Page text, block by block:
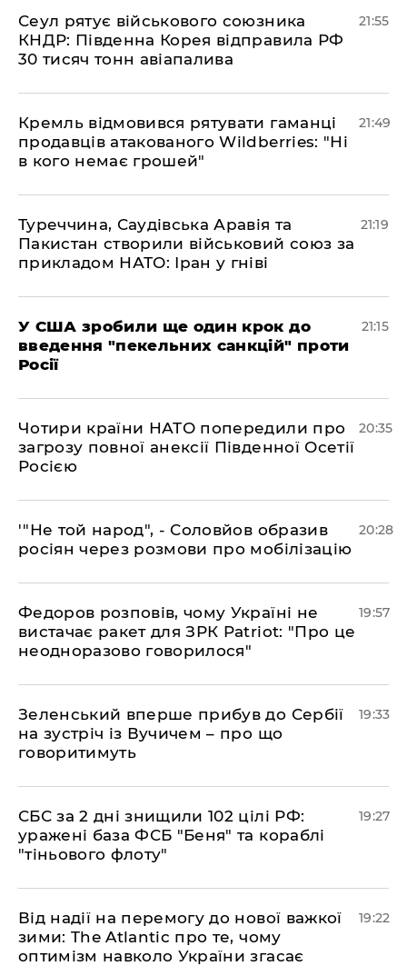
​Сеул рятує військового союзника
КНДР: Південна Корея відправила РФ
30 тисяч тонн авіапалива
21:55
​Кремль відмовився рятувати гаманці
продавців атакованого Wildberries: "Ні
в кого немає грошей"
21:49
​Туреччина, Саудівська Аравія та
Пакистан створили військовий союз за
прикладом НАТО: Іран у гніві
21:19
​У США зробили ще один крок до
введення "пекельних санкцій" проти
Росії
21:15
​Чотири країни НАТО попередили про
загрозу повної анексії Південної Осетії
Росією
20:35
​'"Не той народ", - Соловйов образив
росіян через розмови про мобілізацію
20:28
​Федоров розповів, чому Україні не
вистачає ракет для ЗРК Patriot: "Про це
неодноразово говорилося"
19:57
​Зеленський вперше прибув до Сербії
на зустріч із Вучичем – про що
говоритимуть
19:33
​СБС за 2 дні знищили 102 цілі РФ:
уражені база ФСБ "Беня" та кораблі
"тіньового флоту"
19:27
​Від надії на перемогу до нової важкої
зими: The Atlantic про те, чому
оптимізм навколо України згасає
19:22